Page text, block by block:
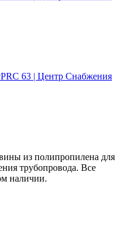
из полипропилена для
трубопровода. Все
наличии.